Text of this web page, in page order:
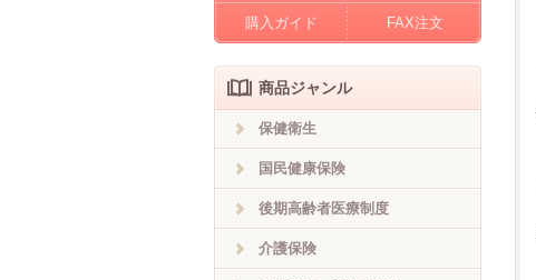
購入ガイド FAX注文
商品ジャンル
保健衛生
国民健康保険
後期高齢者医療制度
介護保険